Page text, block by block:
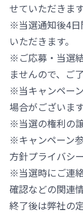
せていただきま
※当選通知後4日
いただきます。
※ご応募・当選
ませんので、ご
※当キャンペー
場合がございま
※当選の権利の
※キャンペーン
方針プライバシ
※当選時にご連
確認などの関連
終了後は弊社の